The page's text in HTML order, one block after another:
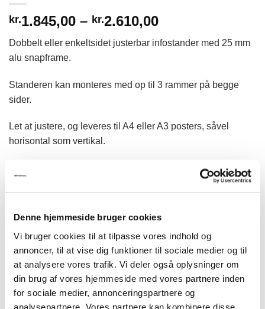
Denne hjemmeside bruger cookies
Vi bruger cookies til at tilpasse vores indhold og
annoncer, til at vise dig funktioner til sociale medier og til
at analysere vores trafik. Vi deler også oplysninger om
din brug af vores hjemmeside med vores partnere inden
for sociale medier, annonceringspartnere og
analysepartnere. Vores partnere kan kombinere disse
kr.1.845,00 – kr.2.610,00Prisinterval:
til
Dobbelt eller enkeltsidet justerbar infostander med 25 mm
alu snapframe.
Standeren kan monteres med op til 3 rammer på begge
sider.
Let at justere, og leveres til A4 eller A3 posters, såvel
horisontal som vertikal.
Anbefales til indvendig brug.
INFODISPLAYS str.
Model 940 & 941 MINI MULTI STAND SINGLE 1 / DOUBLE 2 antal
TILFØJ TIL KURV